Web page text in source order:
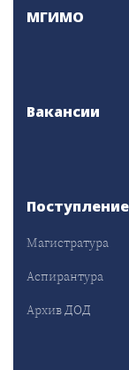
МГИМО
Вакансии
Поступление
Магистратура
Аспирантура
Архив ДОД